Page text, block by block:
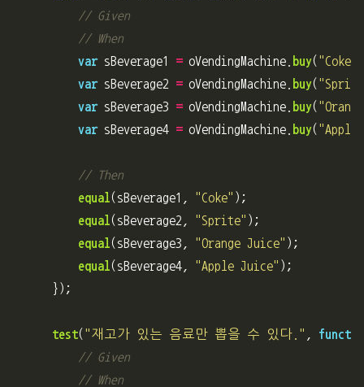
// Given
// When
var sBeverage1 = oVendingMachine buy( "Coke
var sBeverage2 = oVendingMachine buy( "Sprite
var sBeverage3 = oVendingMachine buy( "
var sBeverage4 = oVendingMachine buy( "Apple
// Then
equal ( sBeverage1 "Coke" );
equal ( sBeverage2 "Sprite" );
equal ( sBeverage3 "Orange Juice" );
equal ( sBeverage4 "Apple Juice" );
});
test( "재고가 있는 음료만 뽑을 수 있다. "
// Given
// When